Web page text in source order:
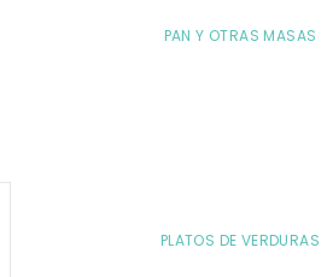
PAN Y OTRAS MASAS
PLATOS DE VERDURAS